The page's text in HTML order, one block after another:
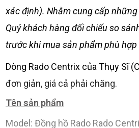
xác định). Nhằm cung cấp
Quý khách hàng đối chiếu so
trước khi mua sản phẩm phù hợp
Dòng Rado Centrix của Thụy Sĩ
đơn giản, giá cả phải chăng.
Tên sản phẩm
Model: Đồng hồ Rado Rado